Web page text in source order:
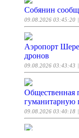
Собянин
09.08.2026 03:45:20
Аэропорт
дронов
09.08.2026 03:43:43
Общественная
гуманитарную
09.08.2026 03:40:18